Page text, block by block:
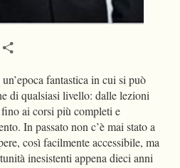
LinkedIn
fantastica in cui si può
di qualsiasi livello: dalle lezioni
ai corsi più completi e
In passato non c’è mai stato a
così facilmente accessibile, ma
inesistenti appena dieci anni